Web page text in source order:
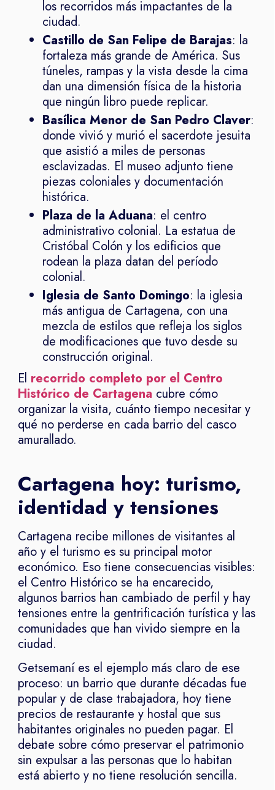
los recorridos más impactantes de la
ciudad.
Castillo de San Felipe de Barajas: la
fortaleza más grande de América. Sus
túneles, rampas y la vista desde la cima
dan una dimensión física de la historia
que ningún libro puede replicar.
Basílica Menor de San Pedro Claver:
donde vivió y murió el sacerdote jesuita
que asistió a miles de personas
esclavizadas. El museo adjunto tiene
piezas coloniales y documentación
histórica.
Plaza de la Aduana: el centro
administrativo colonial. La estatua de
Cristóbal Colón y los edificios que
rodean la plaza datan del período
colonial.
Iglesia de Santo Domingo: la iglesia
más antigua de Cartagena, con una
mezcla de estilos que refleja los siglos
de modificaciones que tuvo desde su
construcción original.
El recorrido completo por el Centro
Histórico de Cartagena cubre cómo
organizar la visita, cuánto tiempo necesitar y
qué no perderse en cada barrio del casco
amurallado.
Cartagena hoy: turismo,
identidad y tensiones
Cartagena recibe millones de visitantes al
año y el turismo es su principal motor
económico. Eso tiene consecuencias visibles:
el Centro Histórico se ha encarecido,
algunos barrios han cambiado de perfil y hay
tensiones entre la gentrificación turística y las
comunidades que han vivido siempre en la
ciudad.
Getsemaní es el ejemplo más claro de ese
proceso: un barrio que durante décadas fue
popular y de clase trabajadora, hoy tiene
precios de restaurante y hostal que sus
habitantes originales no pueden pagar. El
debate sobre cómo preservar el patrimonio
sin expulsar a las personas que lo habitan
está abierto y no tiene resolución sencilla.